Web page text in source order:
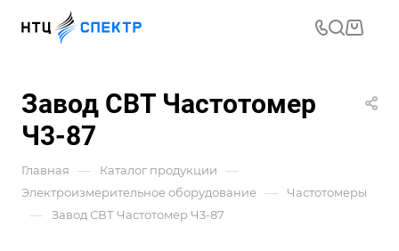
Завод СВТ Частотомер
Ч3-87
Главная — Каталог продукции —
Электроизмерительное оборудование — Частотомеры
— Завод СВТ Частотомер Ч3-87